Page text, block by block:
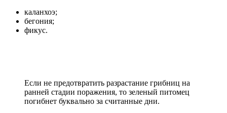
каланхоэ;
бегония;
фикус.
Если не предотвратить разрастание грибниц на
ранней стадии поражения, то зеленый питомец
погибнет буквально за считанные дни.